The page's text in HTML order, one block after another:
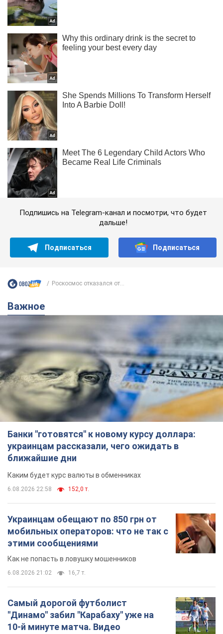
Подпишись на Telegram-канал и посмотри, что будет
дальше!
Подписаться Подписаться
Роскосмос отказался от...
Важное
Банки "готовятся" к новому курсу доллара:
украинцам рассказали, чего ожидать в
ближайшие дни
Каким будет курс валюты в обменниках
6.08.2026 22:58 152,0 т.
Украинцам обещают по 850 грн от
мобильных операторов: что не так с
этими сообщениями
Как не попасть в ловушку мошенников
6.08.2026 21:02 16,7 т.
Самый дорогой футболист
"Динамо" забил "Карабаху" уже на
10-й минуте матча. Видео